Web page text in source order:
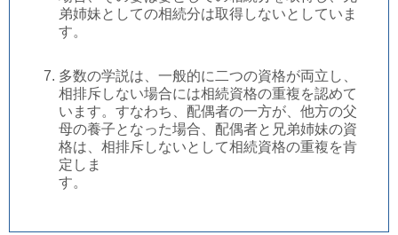
弟姉妹としての相続分は取得しないとしていま
す。
多数の学説は、一般的に二つの資格が両立し、
相排斥しない場合には相続資格の重複を認めて
います。すなわち、配偶者の一方が、他方の父
母の養子となった場合、配偶者と兄弟姉妹の資
格は、相排斥しないとして相続資格の重複を肯
定しま
す。